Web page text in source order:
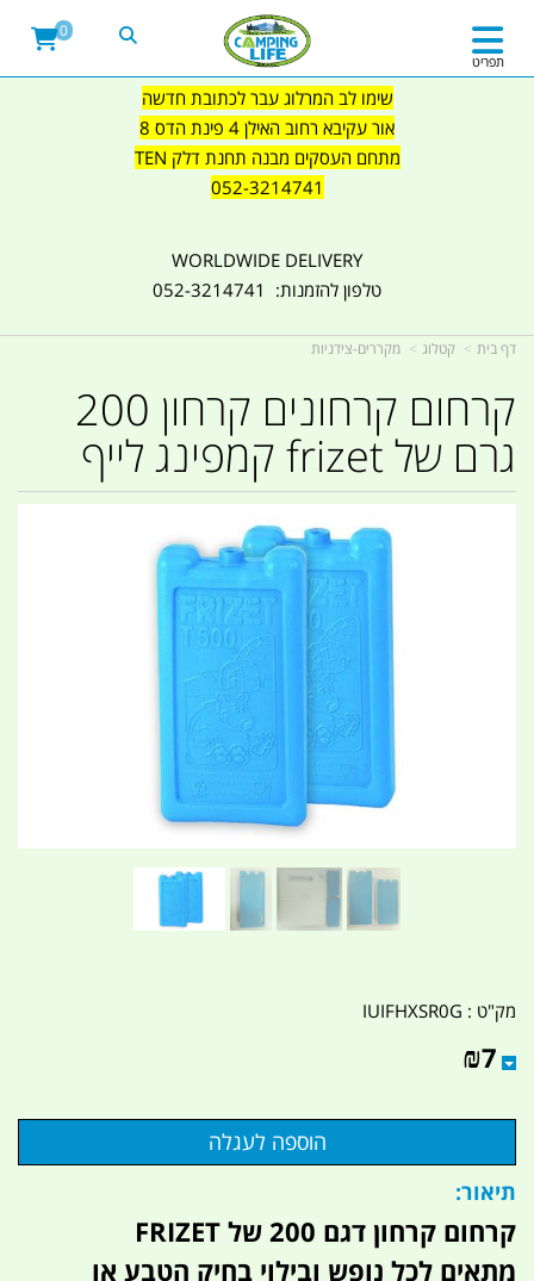
שימו לב המרלוג עבר לכתובת חדשה
אור עקיבא רחוב האילן 4 פינת הדס 8
מתחם העסקים מבנה תחנת דלק TEN
052-3214741
WORLDWIDE DELIVERY
טלפון להזמנות: 052-3214741
תפריט
0
דף בית קטלוג מקררים-צידניות
קרחום קרחונים קרחון 200
גרם של frizet קמפינג לייף
מק"ט : IUIFHXSR0G
₪7
תיאור:
קרחום קרחון דגם 200 של FRIZET
מתאים לכל נופש ובילוי בחיק הטבע או